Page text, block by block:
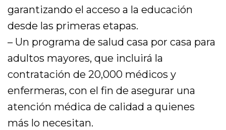
garantizando el acceso a la educación
desde las primeras etapas.
– Un programa de salud casa por casa para
adultos mayores, que incluirá la
contratación de 20,000 médicos y
enfermeras, con el fin de asegurar una
atención médica de calidad a quienes
más lo necesitan.